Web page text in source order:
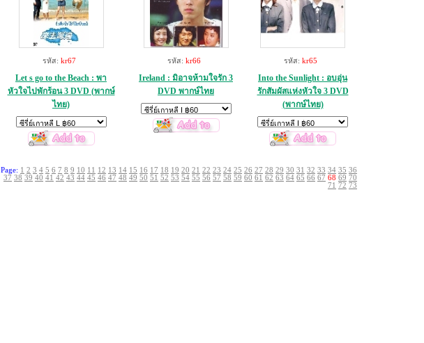
รหัส: kr67
Let s go to the Beach : พา
หัวใจไปพักร้อน 3 DVD (พากษ์
ไทย)
รหัส: kr66
Ireland : มิอาจห้ามใจรัก 3
DVD พากษ์ไทย
รหัส: kr65
Into the Sunlight : อบอุ่น
รักสัมผัสแห่งหัวใจ 3 DVD
(พากษ์ไทย)
Page: 1 2 3 4 5 6 7 8 9 10 11 12 13 14 15 16 17 18 19 20 21 22 23 24 25 26 27 28 29 30 31 32 33 34 35 36
37 38 39 40 41 42 43 44 45 46 47 48 49 50 51 52 53 54 55 56 57 58 59 60 61 62 63 64 65 66 67 68 69 70
71 72 73